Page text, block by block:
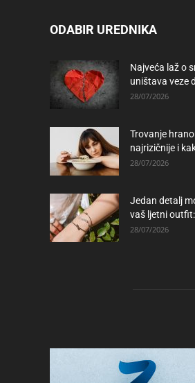
ODABIR UREDNIKA
Najveća laž o
uništava veze
28/07/2026
Trovanje
najrizičnije i
28/07/2026
Jedan detalj
vaš ljetni
28/07/2026